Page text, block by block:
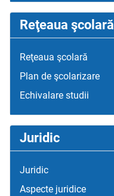
Reţeaua şcolară
Reţeaua şcolară
Plan de şcolarizare
Echivalare studii
Juridic
Juridic
Aspecte juridice